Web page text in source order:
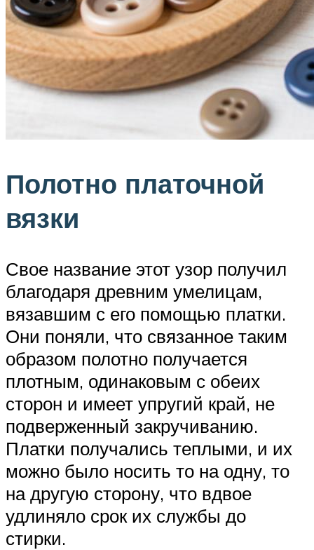
Полотно платочной
вязки
Свое название этот узор получил
благодаря древним умелицам,
вязавшим с его помощью платки.
Они поняли, что связанное таким
образом полотно получается
плотным, одинаковым с обеих
сторон и имеет упругий край, не
подверженный закручиванию.
Платки получались теплыми, и их
можно было носить то на одну, то
на другую сторону, что вдвое
удлиняло срок их службы до
стирки.